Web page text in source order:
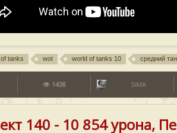
tanks wot world of tanks 10 средний
1438 SIMA
140 - 10 854 урона,